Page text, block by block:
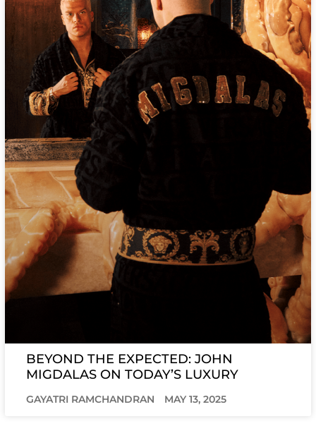
BEYOND THE EXPECTED: JOHN
MIGDALAS ON TODAY’S LUXURY
GAYATRI RAMCHANDRAN MAY 13, 2025